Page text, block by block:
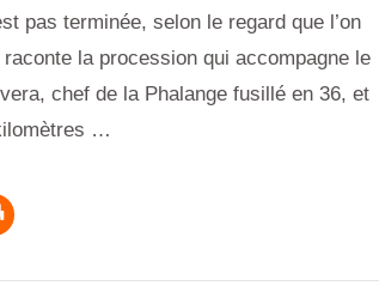
pas terminée, selon le regard que l’on
la procession qui accompagne le
chef de la Phalange fusillé en 36, et
…